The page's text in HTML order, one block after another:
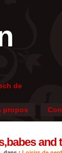
de
propos
and